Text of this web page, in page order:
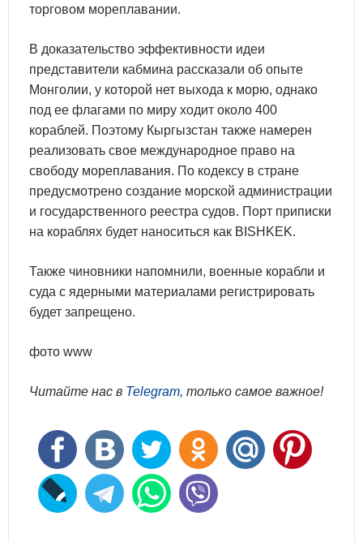
торговом мореплавании.
В доказательство эффективности идеи
представители кабмина рассказали об опыте
Монголии, у которой нет выхода к морю, однако
под ее флагами по миру ходит около 400
кораблей. Поэтому Кыргызстан также намерен
реализовать свое международное право на
свободу мореплавания. По кодексу в стране
предусмотрено создание морской администрации
и государственного реестра судов. Порт приписки
на кораблях будет наноситься как BISHKEK.
Также чиновники напомнили, военные корабли и
суда с ядерными материалами регистрировать
будет запрещено.
фото www
Читайте нас в Telegram, только самое важное!